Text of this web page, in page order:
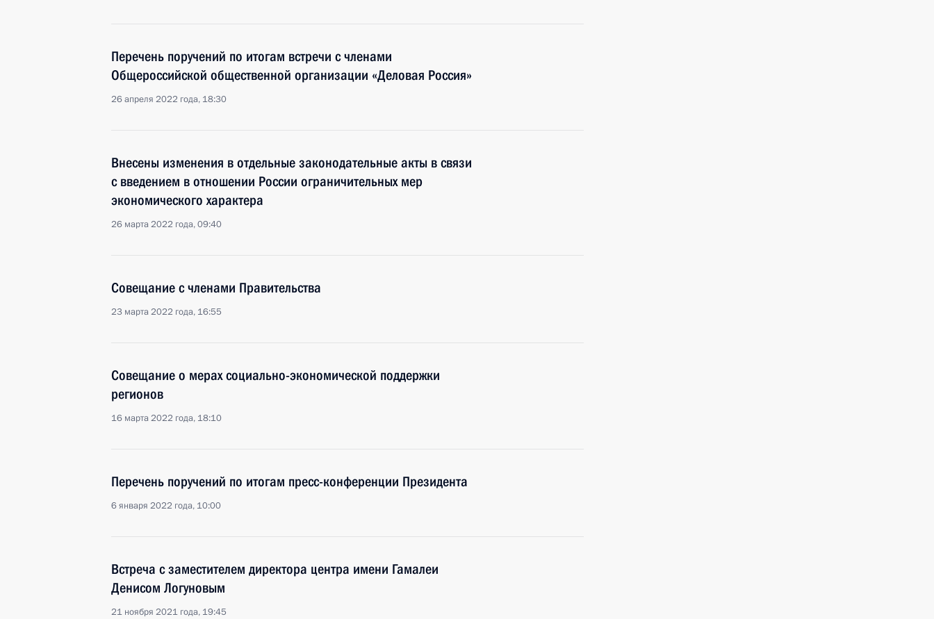
Перечень поручений по итогам встречи с членами
Общероссийской общественной организации «Деловая Россия»
26 апреля 2022 года, 18:30
Внесены изменения в отдельные законодательные акты в связи
с введением в отношении России ограничительных мер
экономического характера
26 марта 2022 года, 09:40
Совещание с членами Правительства
23 марта 2022 года, 16:55
Совещание о мерах социально-экономической поддержки
регионов
16 марта 2022 года, 18:10
Перечень поручений по итогам пресс-конференции Президента
6 января 2022 года, 10:00
Встреча с заместителем директора центра имени Гамалеи
Денисом Логуновым
21 ноября 2021 года, 19:45